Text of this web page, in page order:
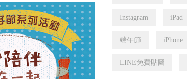
Instagram iPad
端午節 iPhone
LINE免費貼圖